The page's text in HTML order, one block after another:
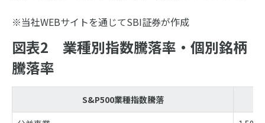
※当社WEBサイトを通じてSBI証券が作成
図表2 業種別指数騰落率・個別銘柄
騰落率
S&P500業種指数騰落